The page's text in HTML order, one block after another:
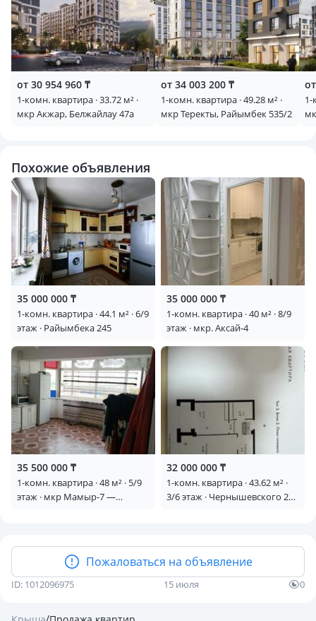
от 30 954 960 ₸
1-комн. квартира · 33.72 м² ·
мкр Акжар, Белжайлау 47а
от 34 003 200 ₸
1-комн. квартира · 49.28 м² ·
мкр Теректы, Райымбек 535/2
1-
Похожие объявления
35 000 000 ₸
1-комн. квартира · 44.1 м² · 6/9
этаж · Райымбека 245
35 000 000 ₸
1-комн. квартира · 40 м² · 8/9
этаж · мкр. Аксай-4
35 500 000 ₸
1-комн. квартира · 48 м² · 5/9
этаж · мкр Мамыр-7 —
32 000 000 ₸
1-комн. квартира · 43.62 м² ·
3/6 этаж · Чернышевского 23
Пожаловаться на объявление
ID: 1012096975 15 июля 0